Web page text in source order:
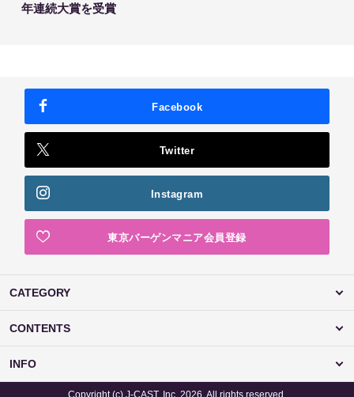
年連続大賞を受賞
Facebook
Twitter
Instagram
東京バーゲンマニア会員登録
CATEGORY
CONTENTS
INFO
Copyright (c) J-CAST, Inc. 2026. All rights reserved.